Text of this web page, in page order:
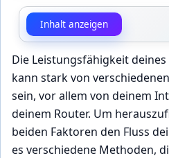
Inhalt anzeigen
Die Leistungsfähigkeit deines
kann stark von
sein, vor allem von deinem
deinem Router. Um
beiden Faktoren den Fluss
es verschiedene Methoden,